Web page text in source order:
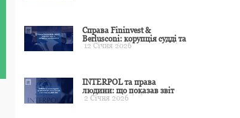
Справа Fininvest &
Berlusconi: корупція судді та
презумпція невинуватості
12 Січня 2026
INTERPOL та права
людини: що показав звіт
CCF за 2024 рік і чого чекати
2 Січня 2026